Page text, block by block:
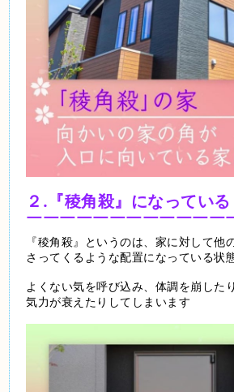
２.『稜角殺』になっている
￣￣￣￣￣￣￣￣￣￣￣￣
『稜角殺』というのは、家に対して他
さってくるような配置になっている状
よくない気を呼び込み、体調を崩した
気力が衰えたりしてしまいます